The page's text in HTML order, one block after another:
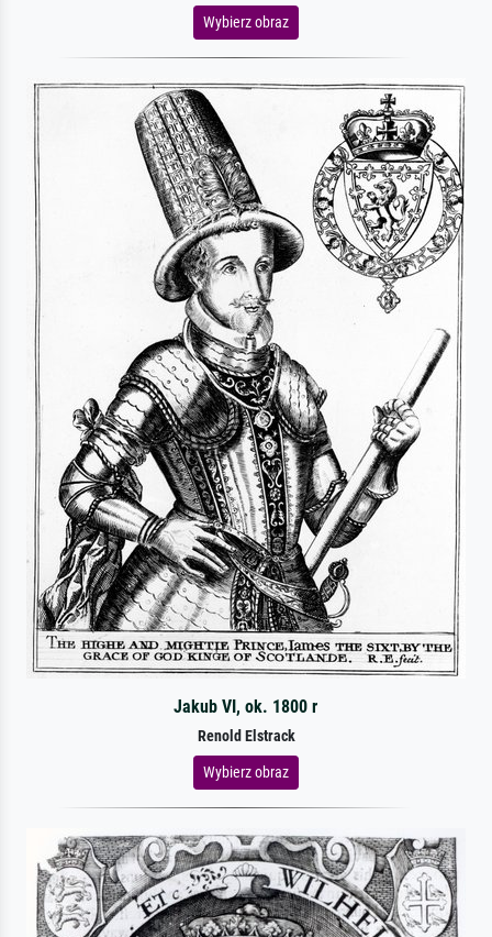
Wybierz obraz
Jakub VI, ok. 1800 r
Renold Elstrack
Wybierz obraz